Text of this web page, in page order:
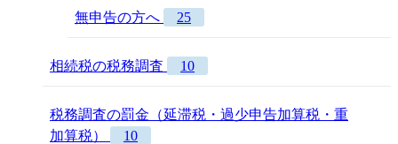
無申告の方へ 25
相続税の税務調査 10
税務調査の罰金（延滞税・過少申告加算税・重
加算税）
10